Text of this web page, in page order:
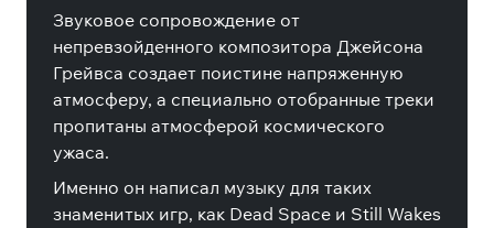
Звуковое сопровождение от
непревзойденного композитора Джейсона
Грейвса создает поистине напряженную
атмосферу, а специально отобранные треки
пропитаны атмосферой космического
ужаса.
Именно он написал музыку для таких
знаменитых игр, как Dead Space и Still Wakes